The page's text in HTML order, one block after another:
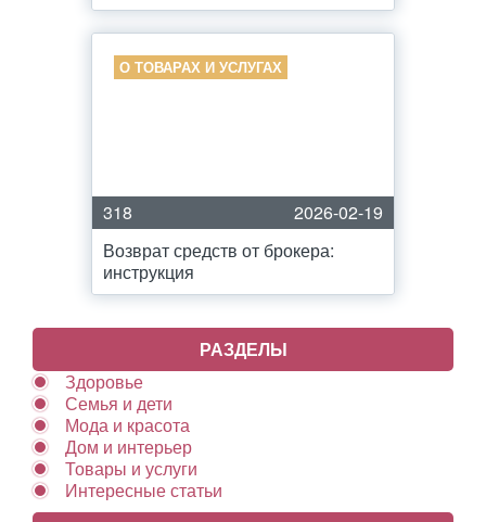
О ТОВАРАХ И УСЛУГАХ
318
2026-02-19
Возврат средств от брокера:
инструкция
РАЗДЕЛЫ
Здоровье
Семья и дети
Мода и красота
Дом и интерьер
Товары и услуги
Интересные статьи